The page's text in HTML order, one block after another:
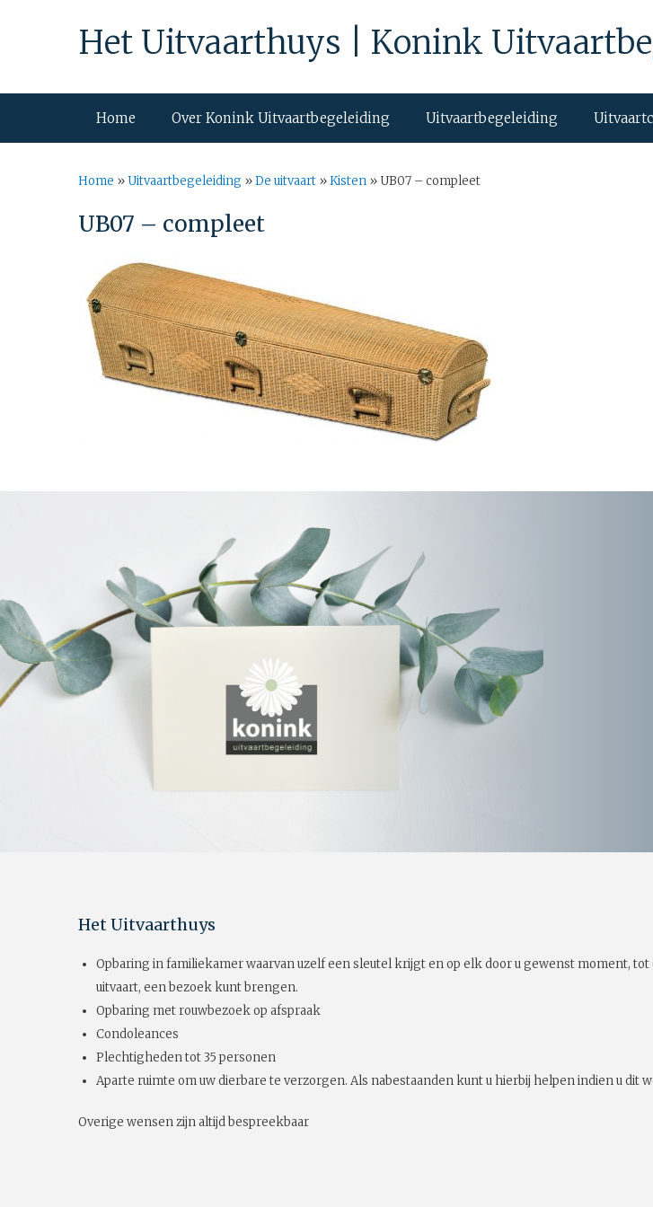
Het Uitvaarthuys | Konink
Home Over Konink Uitvaartbegeleiding Uitvaartbegeleiding
Home »Uitvaartbegeleiding »De uitvaart »Kisten » UB07 – compleet
UB07 – compleet
Het Uitvaarthuys
Opbaring in familiekamer waarvan uzelf een sleutel krijgt en op elk door u gewenst moment, tot
uitvaart, een bezoek kunt brengen.
Opbaring met rouwbezoek op afspraak
Condoleances
Plechtigheden tot 35 personen
Aparte ruimte om uw dierbare te verzorgen. Als nabestaanden kunt u hierbij helpen indien u dit
Overige wensen zijn altijd bespreekbaar